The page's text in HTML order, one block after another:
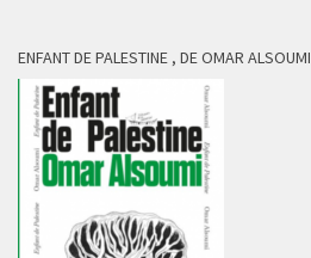
ENFANT DE PALESTINE , DE OMAR ALSOUMI